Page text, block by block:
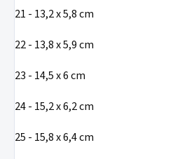
21 - 13,2 x 5,8 cm
22 - 13,8 x 5,9 cm
23 - 14,5 x 6 cm
24 - 15,2 x 6,2 cm
25 - 15,8 x 6,4 cm